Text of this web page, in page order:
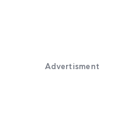
Advertisment